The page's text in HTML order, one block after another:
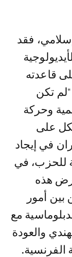
فقد
قاعدته
"لم تكن
وحركة
على
في إيجاد
للحزب، في
هذه
بين أمور
مع
والعودة
الفرنسية.